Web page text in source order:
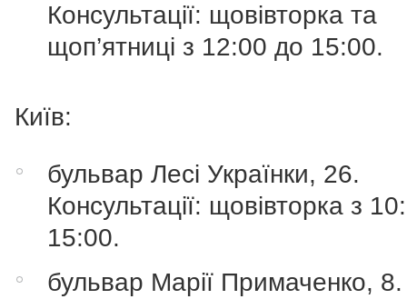
Консультації: щовівторка та
щоп’ятниці з 12:00 до 15:00.
Київ:
бульвар Лесі Українки, 26.
Консультації: щовівторка з
15:00.
бульвар Марії Примаченко, 8.